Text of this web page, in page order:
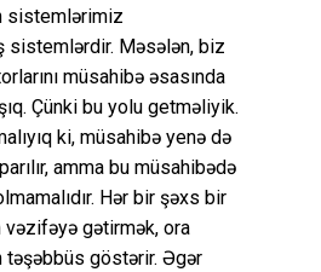
sistemlərimiz
sistemlərdir. Məsələn, biz
müsahibə əsasında
Çünki bu yolu getməliyik.
ki, müsahibə yenə də
amma bu müsahibədə
Hər bir şəxs bir
gətirmək, ora
təşəbbüs göstərir. Əgər